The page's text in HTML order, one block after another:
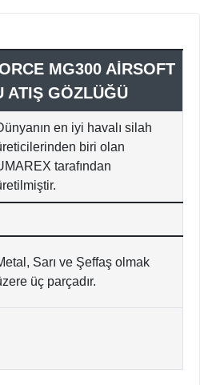
MG300 AİRSOFT
ATIŞ GÖZLÜĞÜ
en iyi havalı silah
biri olan
tarafından
Sarı ve Şeffaş olmak
üç parçadır.